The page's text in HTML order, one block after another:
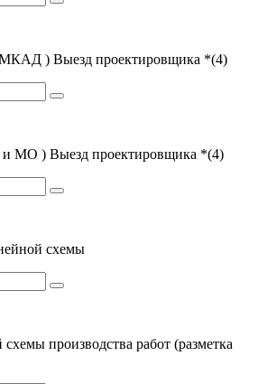
МКАД ) Выезд проектировщика *(4)
МО ) Выезд проектировщика *(4)
схемы
производства работ (разметка